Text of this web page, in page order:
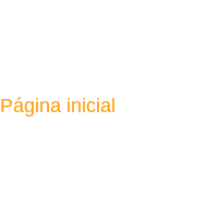
Página inicial